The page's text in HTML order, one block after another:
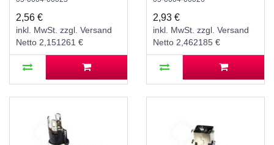
Hohlstecker, 30 V, 500
mA, 90°, -20..70 °C
2,56 €
inkl. MwSt. zzgl. Versand
Netto 2,151261 €
2,1mm Hohlstecker, 30
V, 500 mA, 0°, -20..70
°C, C8
2,93 €
inkl. MwSt. zzgl. Versand
Netto 2,462185 €